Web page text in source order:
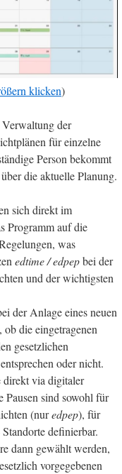
klicken)
der
für einzelne
Person bekommt
die aktuelle Planung.
sich direkt im
Programm auf die
was
edtime / edpepbei der
und der wichtigsten
der Anlage eines neuen
die eingetragenen
gesetzlichen
oder nicht.
direkt via digitaler
Pausen sind sowohl für
(nuredpep), für
definierbar.
dann gewählt werden,
vorgegebenen